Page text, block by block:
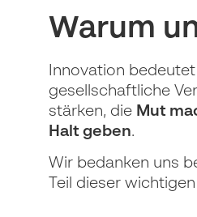
Warum
Innovation
gesellschaftliche
stärken, die Mut
Halt geben.
Wir bedanken uns
Teil dieser